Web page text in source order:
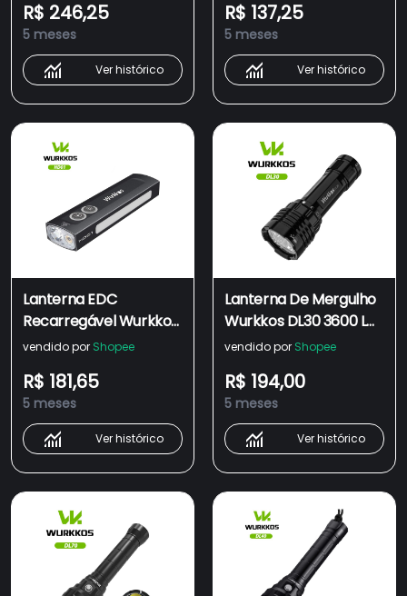
D'água Modo De Dois
Grupos EDC Interru
R$ 246,25
5 meses
Ver histórico
Lanterna Tática De
254 M
R$ 137,25
5 meses
Ver histórico
Lanterna EDC
Recarregável Wurkkos
HD01 Com Holofote
(90CRI)/Luz
RGB/Interruptor
Duplo/Cauda
Magnética
vendido por Shopee
R$ 181,65
5 meses
Ver histórico
Lanterna De Mergulho
Wurkkos DL30 3600 Lm
IPX8 À Prova D'água
Apresenta 3 Modos
Adequados Para Ca
vendido por Shopee
R$ 194,00
5 meses
Ver histórico